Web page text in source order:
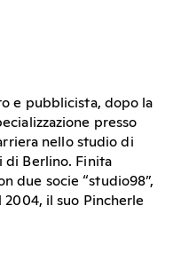
e pubblicista, dopo la
presso
nello studio di
di Berlino. Finita
due socie “studio98”,
il suo Pincherle